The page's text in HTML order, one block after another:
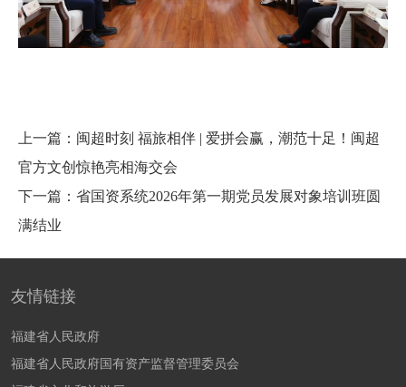
上一篇：闽超时刻 福旅相伴 | 爱拼会赢，潮范十足！闽超
官方文创惊艳亮相海交会
下一篇：省国资系统2026年第一期党员发展对象培训班圆
满结业
友情链接
福建省人民政府
福建省人民政府国有资产监督管理委员会